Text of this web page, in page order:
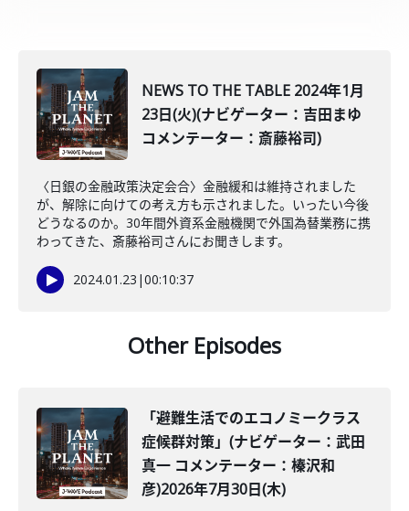
NEWS TO THE TABLE 2024年1月
23日(火)(ナビゲーター：吉田まゆ
コメンテーター：斎藤裕司)
〈日銀の金融政策決定会合〉金融緩和は維持されました
が、解除に向けての考え方も示されました。いったい今後
どうなるのか。30年間外資系金融機関で外国為替業務に携
わってきた、斎藤裕司さんにお聞きします。
2024.01.23 |00:10:37
Other Episodes
「避難生活でのエコノミークラス
症候群対策」(ナビゲーター：武田
真一 コメンテーター：榛沢和
彦)2026年7月30日(木)